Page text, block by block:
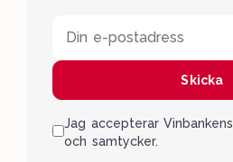
Din e-postadress
Skicka
Jag accepterar Vinbankens
och samtycker.